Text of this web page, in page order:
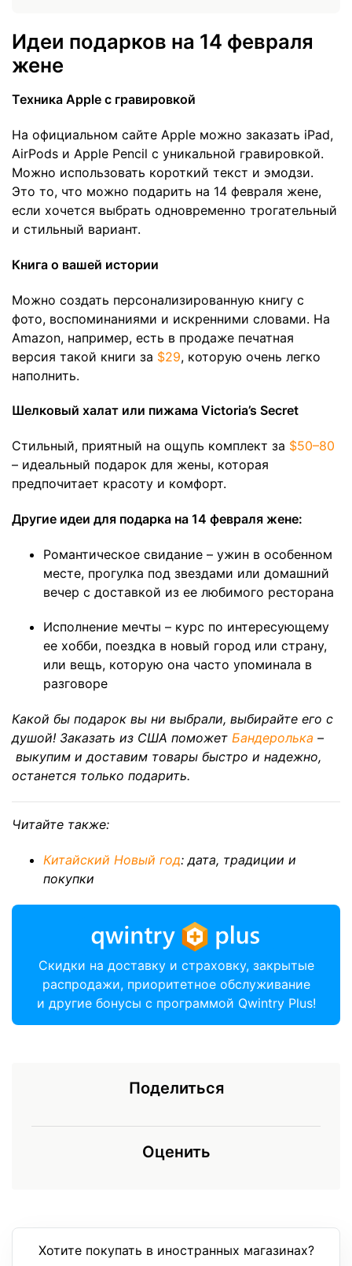
Идеи подарков на 14 февраля
жене
Техника Apple c гравировкой
На официальном сайте Apple можно заказать iPad,
AirPods и Apple Pencil с уникальной гравировкой.
Можно использовать короткий текст и эмодзи.
Это то, что можно подарить на 14 февраля жене,
если хочется выбрать одновременно трогательный
и стильный вариант.
Книга о вашей истории
Можно создать персонализированную книгу с
фото, воспоминаниями и искренними словами. На
Amazon, например, есть в продаже печатная
версия такой книги за $29, которую очень легко
наполнить.
Шелковый халат или пижама Victoria’s Secret
Стильный, приятный на ощупь комплект за $50–80
– идеальный подарок для жены, которая
предпочитает красоту и комфорт.
Другие идеи для подарка на 14 февраля жене:
Романтическое свидание – ужин в особенном
месте, прогулка под звездами или домашний
вечер с доставкой из ее любимого ресторана
Исполнение мечты – курс по интересующему
ее хобби, поездка в новый город или страну,
или вещь, которую она часто упоминала в
разговоре
Какой бы подарок вы ни выбрали, выбирайте его с
душой! Заказать из США поможет Бандеролька –
выкупим и доставим товары быстро и надежно,
останется только подарить.
Читайте также:
Китайский Новый год: дата, традиции и
покупки
Скидки на доставку и страховку, закрытые
распродажи, приоритетное обслуживание
и другие бонусы с программой Qwintry Plus!
Поделиться
Оценить
Хотите покупать в иностранных магазинах?